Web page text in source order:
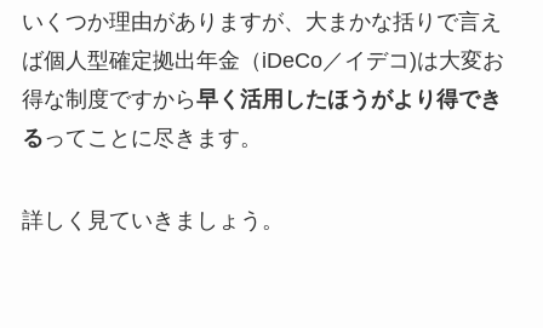
いくつか理由がありますが、大まかな括りで言え
ば個人型確定拠出年金（iDeCo／イデコ)は大変お
得な制度ですから早く活用したほうがより得でき
るってことに尽きます。
詳しく見ていきましょう。